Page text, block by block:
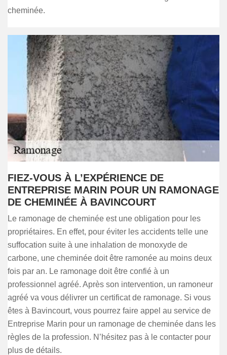
cheminée.
FIEZ-VOUS À L’EXPÉRIENCE DE
ENTREPRISE MARIN POUR UN RAMONAGE
DE CHEMINÉE À BAVINCOURT
Le ramonage de cheminée est une obligation pour les
propriétaires. En effet, pour éviter les accidents telle une
suffocation suite à une inhalation de monoxyde de
carbone, une cheminée doit être ramonée au moins deux
fois par an. Le ramonage doit être confié à un
professionnel agréé. Après son intervention, un ramoneur
agréé va vous délivrer un certificat de ramonage. Si vous
êtes à Bavincourt, vous pourrez faire appel au service de
Entreprise Marin pour un ramonage de cheminée dans les
règles de la profession. N’hésitez pas à le contacter pour
plus de détails.